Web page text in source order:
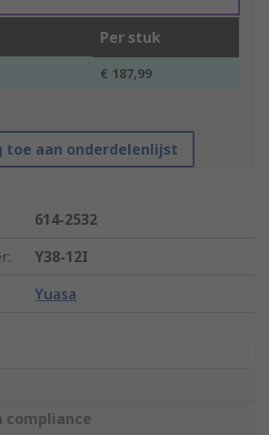
Per stuk
€ 187,99
toe aan onderdelenlijst
614-2532
:
Y38-12I
Yuasa
compliance